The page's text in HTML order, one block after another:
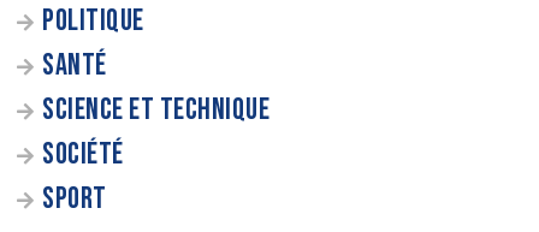
POLITIQUE
SANTÉ
SCIENCE ET TECHNIQUE
SOCIÉTÉ
SPORT